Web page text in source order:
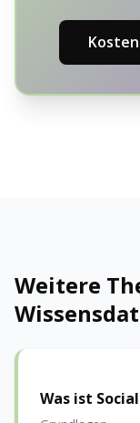
Weitere
Was ist